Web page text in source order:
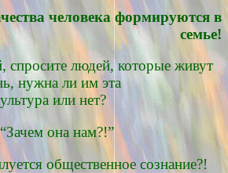
человека формируются в
семье!
спросите людей, которые живут
нужна ли им эта
или нет?
она нам?!”
общественное сознание?!